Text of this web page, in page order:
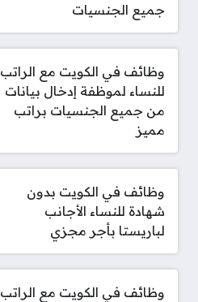
جميع الجنسيات
وظائف في الكويت مع الراتب
للنساء لموظفة إدخال بيانات
من جميع الجنسيات براتب
مميز
وظائف في الكويت بدون
شهادة للنساء الأجانب
لباريستا بأجر مجزي
وظائف في الكويت مع الراتب